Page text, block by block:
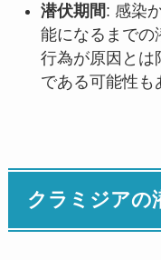
潜伏期間: 感染
能になるまでの
行為が原因とは
である可能性も
クラミジアの